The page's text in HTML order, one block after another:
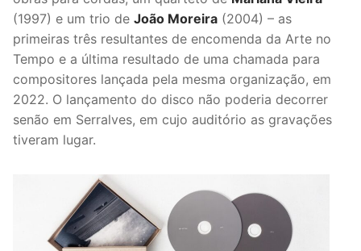
(1997) e um trio de João Moreira (2004) – as
primeiras três resultantes de encomenda da Arte no
Tempo e a última resultado de uma chamada para
compositores lançada pela mesma organização, em
2022. O lançamento do disco não poderia decorrer
senão em Serralves, em cujo auditório as gravações
tiveram lugar.